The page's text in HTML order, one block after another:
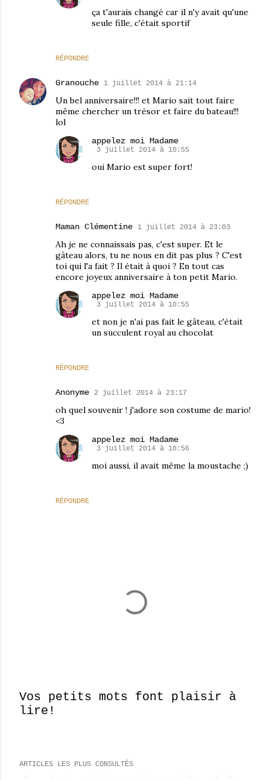
RÉPONDRE
ça t'aurais changé car il n'y avait qu'une
seule fille, c'était sportif
Granouche 1 juillet 2014 à 21:14
Un bel anniversaire!!! et Mario sait tout faire
même chercher un trésor et faire du bateau!!!
lol
RÉPONDRE
appelez moi Madame
3 juillet 2014 à 10:55
oui Mario est super fort!
Maman Clémentine 1 juillet 2014 à 23:03
Ah je ne connaissais pas, c'est super. Et le
gâteau alors, tu ne nous en dit pas plus ? C'est
toi qui l'a fait ? Il était à quoi ? En tout cas
encore joyeux anniversaire à ton petit Mario.
RÉPONDRE
appelez moi Madame
3 juillet 2014 à 10:55
et non je n'ai pas fait le gâteau, c'était
un succulent royal au chocolat
Anonyme 2 juillet 2014 à 23:17
oh quel souvenir ! j'adore son costume de mario!
<3
RÉPONDRE
appelez moi Madame
3 juillet 2014 à 10:56
moi aussi, il avait même la moustache ;)
E
g
Vos petits mots font plaisir à
lire!
ARTICLES LES PLUS CONSULTÉS